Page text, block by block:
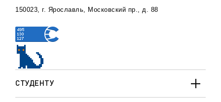
СТУДЕНТУ
150023, г. Ярославль, Московский пр., д. 88